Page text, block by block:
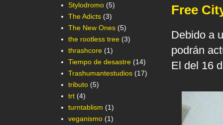
Free
Debido a
podrán
El del 16
Stylodromo (5)
The Adicts (3)
The New Ones (5)
the rootless tree (3)
thrashcore (1)
Tiempo de desastre (14)
Trashumantestudios (17)
tributo (5)
trt (4)
turntablism (1)
veganismo (1)